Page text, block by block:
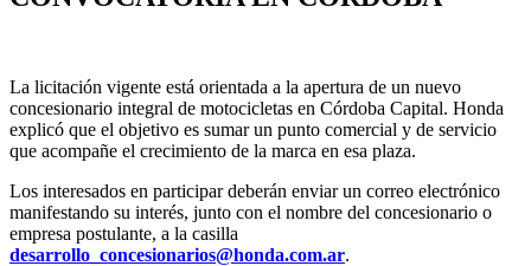
La licitación vigente está orientada a la apertura de un nuevo
concesionario integral de motocicletas en Córdoba Capital. Honda
explicó que el objetivo es sumar un punto comercial y de servicio
que acompañe el crecimiento de la marca en esa plaza.
Los interesados en participar deberán enviar un correo electrónico
manifestando su interés, junto con el nombre del concesionario o
empresa postulante, a la casilla
desarrollo_concesionarios@honda.com.ar.